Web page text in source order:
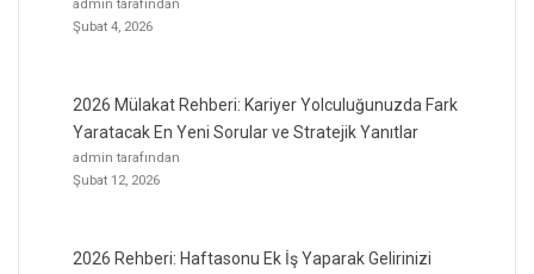
admin tarafından
Şubat 4, 2026
2026 Mülakat Rehberi: Kariyer Yolculuğunuzda Fark
Yaratacak En Yeni Sorular ve Stratejik Yanıtlar
admin tarafından
Şubat 12, 2026
2026 Rehberi: Haftasonu Ek İş Yaparak Gelirinizi